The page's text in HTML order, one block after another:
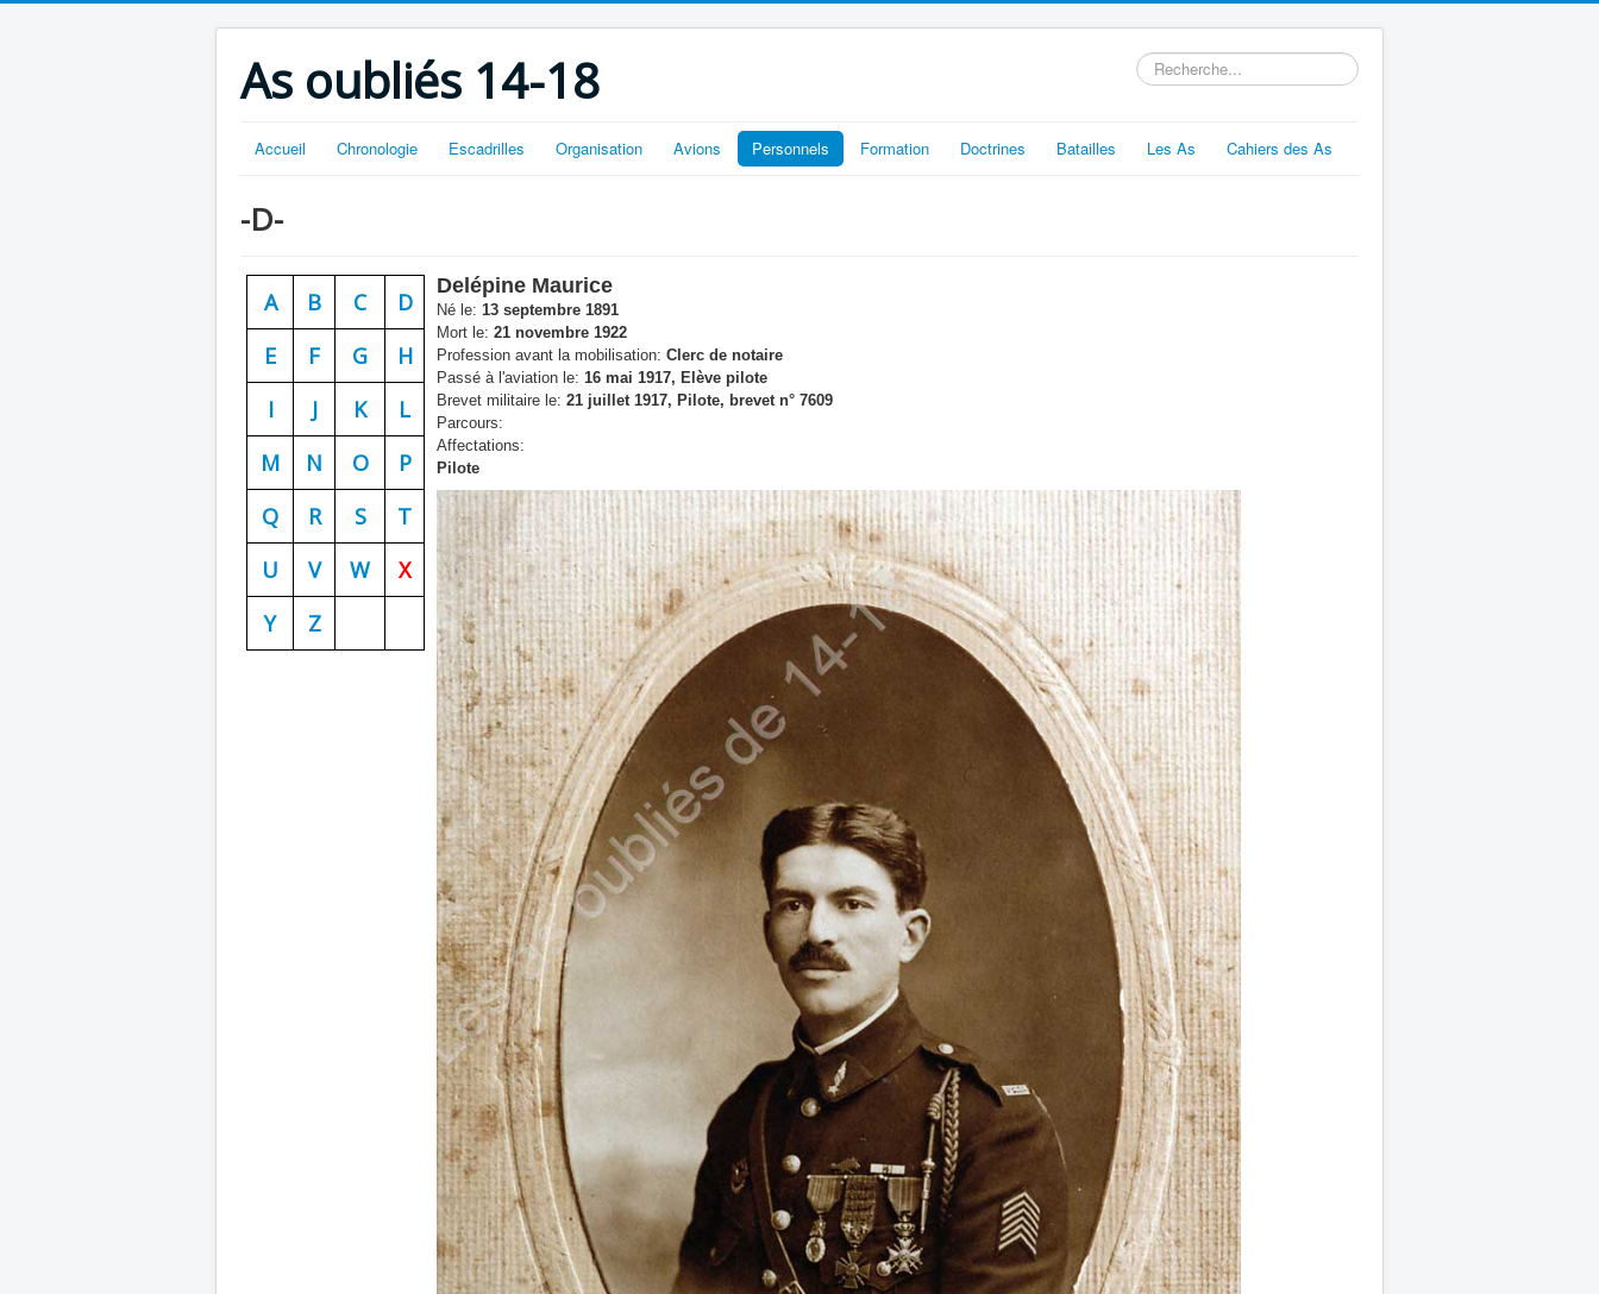
As oubliés 14-18 Rechercher
Accueil Chronologie Escadrilles Organisation Avions Personnels Formation Doctrines Batailles Les As Cahiers des As
-D-
A B C
D
E
F G
H
I
J K
L
M
N O
P
Q
R S
T
U
V W
X
Y
Z
Delépine Maurice
Né le: 13 septembre 1891
Mort le: 21 novembre 1922
Profession avant la mobilisation: Clerc de notaire
Passé à l'aviation le: 16 mai 1917, Elève pilote
Brevet militaire le: 21 juillet 1917, Pilote, brevet n° 7609
Parcours:
Affectations:
Pilote